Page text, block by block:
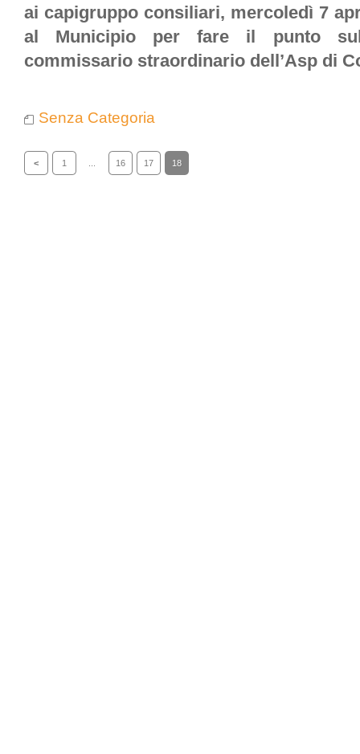
ai capigruppo consiliari, mercoledì 7
al Municipio per fare il punto
commissario straordinario dell’Asp di
Senza Categoria
< 1 16 17 18